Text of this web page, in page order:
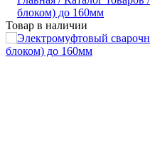
блоком) до 160мм
Товар в наличии